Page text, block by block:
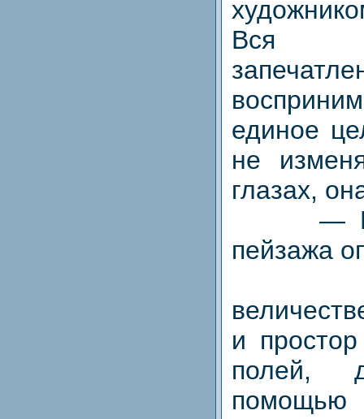
Вся
единое
не
глазах,
—
пейзажа
и
полей,
помощью